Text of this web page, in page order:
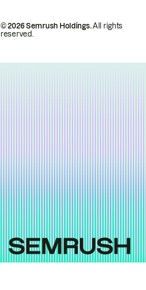
© 2026 Semrush Holdings.All rights
reserved.